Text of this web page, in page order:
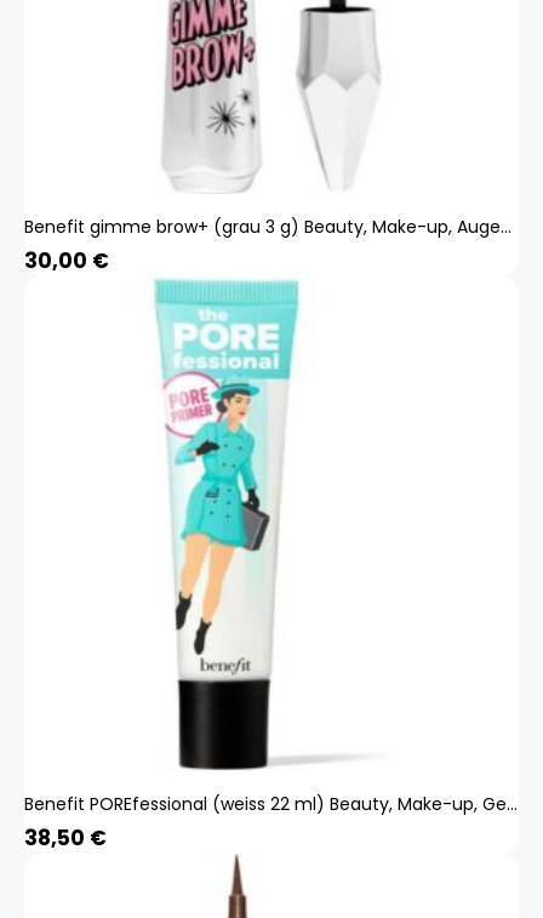
Benefit gimme brow+ (grau 3 g) Beauty, Make-up, Augen, Augenbrauen
30,00 €
Benefit POREfessional (weiss 22 ml) Beauty, Make-up, Gesicht, Primer
38,50 €